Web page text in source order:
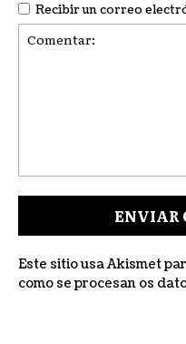
Recibir un correo
Este sitio usa Akismet
como se procesan os